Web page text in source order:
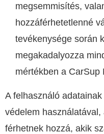
megsemmisítés,
hozzáférhetetlenné
tevékenysége során
megakadalyozza
mértékben a CarSup
A felhasználó
védelem
férhetnek hozzá, akik